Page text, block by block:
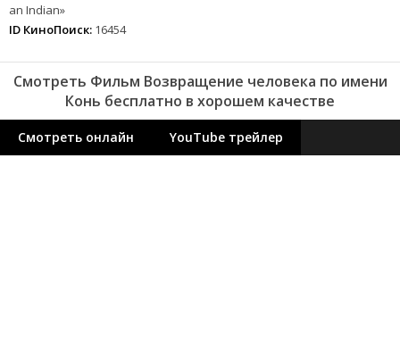
an Indian»
ID КиноПоиск: 16454
Смотреть Фильм Возвращение человека по имени
Конь бесплатно в хорошем качестве
Смотреть онлайн YouTube трейлер